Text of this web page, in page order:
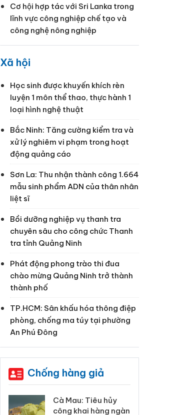
Cơ hội hợp tác với Sri Lanka trong
lĩnh vực công nghiệp chế tạo và
công nghệ nông nghiệp
Xã hội
Học sinh được khuyến khích rèn
luyện 1 môn thể thao, thực hành 1
loại hình nghệ thuật
Bắc Ninh: Tăng cường kiểm tra và
xử lý nghiêm vi phạm trong hoạt
động quảng cáo
Sơn La: Thu nhận thành công 1.664
mẫu sinh phẩm ADN của thân nhân
liệt sĩ
Bồi dưỡng nghiệp vụ thanh tra
chuyên sâu cho công chức Thanh
tra tỉnh Quảng Ninh
Phát động phong trào thi đua
chào mừng Quảng Ninh trở thành
thành phố
TP.HCM: Sân khấu hóa thông điệp
phòng, chống ma túy tại phường
An Phú Đông
Chống hàng giả
Khẩn trương xác
minh, xử lý sản phẩm